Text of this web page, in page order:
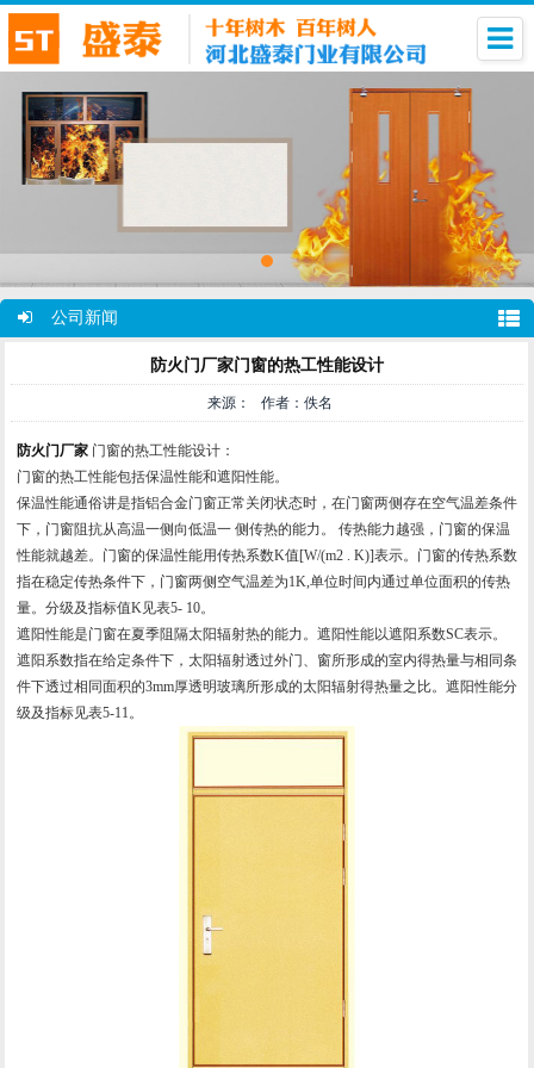
公司新闻
防火门厂家门窗的热工性能设计
来源： 作者：佚名
防火门厂家 门窗的热工性能设计：
门窗的热工性能包括保温性能和遮阳性能。
保温性能通俗讲是指铝合金门窗正常关闭状态时，在门窗两侧存在空气温差条件
下，门窗阻抗从高温一侧向低温一 侧传热的能力。 传热能力越强，门窗的保温
性能就越差。门窗的保温性能用传热系数K值[W/(m2 . K)]表示。门窗的传热系数
指在稳定传热条件下，门窗两侧空气温差为1K,单位时间内通过单位面积的传热
量。分级及指标值K见表5- 10。
遮阳性能是门窗在夏季阻隔太阳辐射热的能力。遮阳性能以遮阳系数SC表示。
遮阳系数指在给定条件下，太阳辐射透过外门、窗所形成的室内得热量与相同条
件下透过相同面积的3mm厚透明玻璃所形成的太阳辐射得热量之比。遮阳性能分
级及指标见表5-11。